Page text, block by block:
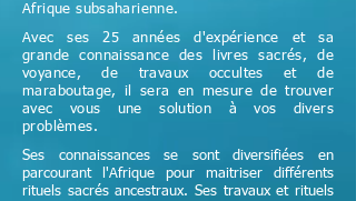
Afrique subsaharienne.
Avec ses 25 années d'expérience et sa
grande connaissance des livres sacrés, de
voyance, de travaux occultes et de
maraboutage, il sera en mesure de trouver
avec vous une solution à vos divers
problèmes.
Ses connaissances se sont diversifiées en
parcourant l'Afrique pour maitriser différents
rituels sacrés ancestraux. Ses travaux et rituels